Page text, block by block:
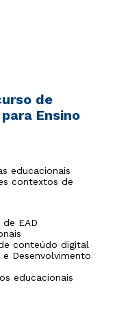
de
Ensino
educacionais
contextos de
EAD
conteúdo digital
Desenvolvimento
educacionais